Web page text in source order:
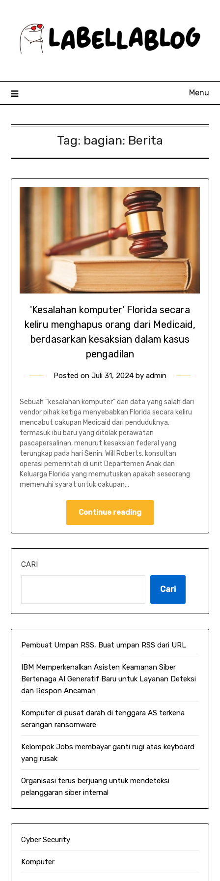
content
Menu
Tag: bagian: Berita
'Kesalahan komputer' Florida secara
keliru menghapus orang dari Medicaid,
berdasarkan kesaksian dalam kasus
pengadilan
Posted on Juli 31, 2024 by admin
Sebuah “kesalahan komputer” dan data yang salah dari
vendor pihak ketiga menyebabkan Florida secara keliru
mencabut cakupan Medicaid dari penduduknya,
termasuk ibu baru yang ditolak perawatan
pascapersalinan, menurut kesaksian federal yang
terungkap pada hari Senin. Will Roberts, konsultan
operasi pemerintah di unit Departemen Anak dan
Keluarga Florida yang memutuskan apakah seseorang
memenuhi syarat untuk cakupan…
Continue reading
CARI
Cari
Pembuat Umpan RSS, Buat umpan RSS dari URL
IBM Memperkenalkan Asisten Keamanan Siber
Bertenaga AI Generatif Baru untuk Layanan Deteksi
dan Respon Ancaman
Komputer di pusat darah di tenggara AS terkena
serangan ransomware
Kelompok Jobs membayar ganti rugi atas keyboard
yang rusak
Organisasi terus berjuang untuk mendeteksi
pelanggaran siber internal
Cyber Security
Komputer